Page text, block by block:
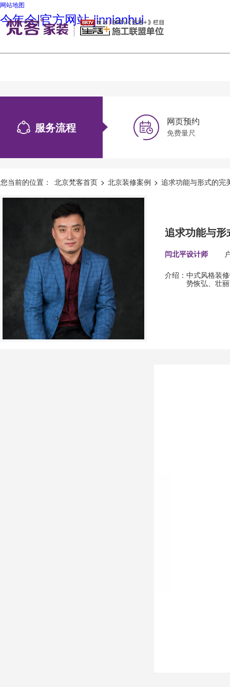
网站地图
今年会|官方网站-jinnianhui
服务流程 网页预约
免费量尺
您当前的位置： 北京梵客首页 > 北京装修案例 > 追求功能与形式的完
追求功能与
闫北平设计师
介绍： 中式风格装
势恢弘、壮